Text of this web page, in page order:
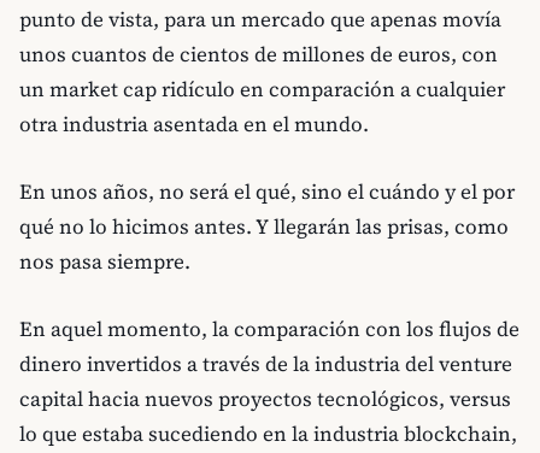
punto de vista, para un mercado que apenas movía
unos cuantos de cientos de millones de euros, con
un market cap ridículo en comparación a cualquier
otra industria asentada en el mundo.
En unos años, no será el qué, sino el cuándo y el por
qué no lo hicimos antes. Y llegarán las prisas, como
nos pasa siempre.
En aquel momento, la comparación con los flujos de
dinero invertidos a través de la industria del venture
capital hacia nuevos proyectos tecnológicos, versus
lo que estaba sucediendo en la industria blockchain,